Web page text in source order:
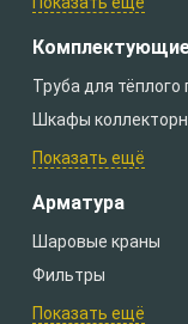
Труба для тёплого
Шкафы
Показать ещё
Арматура
Шаровые краны
Фильтры
Показать ещё